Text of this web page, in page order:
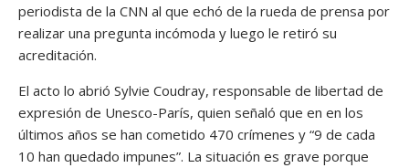
periodista de la CNN al que echó de la rueda de prensa por
realizar una pregunta incómoda y luego le retiró su
acreditación.
El acto lo abrió Sylvie Coudray, responsable de libertad de
expresión de Unesco-París, quien señaló que en en los
últimos años se han cometido 470 crímenes y “9 de cada
10 han quedado impunes”. La situación es grave porque